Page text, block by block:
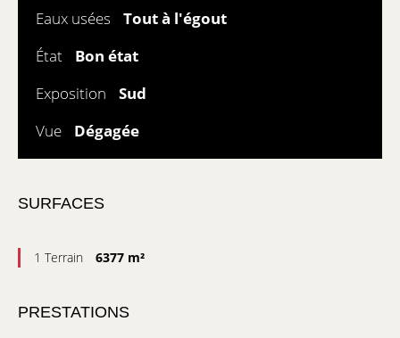
Eaux usées
Tout à l'égout
État
Bon état
Exposition
Sud
Vue
Dégagée
SURFACES
1 Terrain 6377 m²
PRESTATIONS